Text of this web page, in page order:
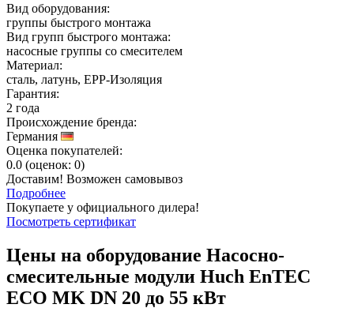
Вид оборудования:
группы быстрого монтажа
Вид групп быстрого монтажа:
насосные группы со смесителем
Материал:
сталь, латунь, EPP-Изоляция
Гарантия:
2 года
Происхождение бренда:
Германия
Оценка покупателей:
0.0 (оценок: 0)
Доставим! Возможен самовывоз
Подробнее
Покупаете у официального дилера!
Посмотреть сертификат
Цены на оборудование Насосно-
смесительные модули Huch EnTEC
ЕСО MK DN 20 до 55 кВт